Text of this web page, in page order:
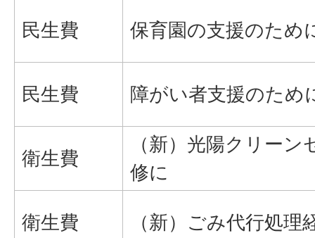
民生費 保育園の支援のため
民生費 障がい者支援のため
衛生費
（新）光陽クリーン
修に
衛生費 （新）ごみ代行処理